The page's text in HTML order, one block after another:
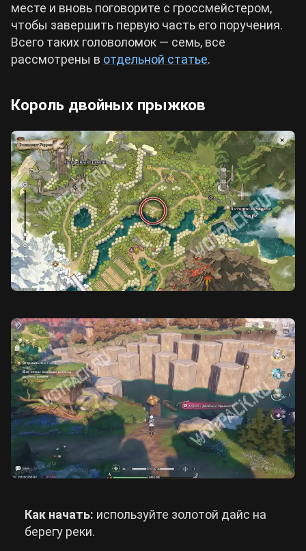
месте и вновь поговорите с гроссмейстером,
чтобы завершить первую часть его поручения.
Всего таких головоломок — семь, все
рассмотрены в отдельной статье.
Король двойных прыжков
Как начать: используйте золотой дайс на
берегу реки.